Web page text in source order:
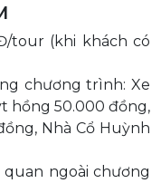
tour (khi khách có
chương trình: Xe
hồng 50.000 đồng,
Nhà Cổ Huỳnh
ngoài chương